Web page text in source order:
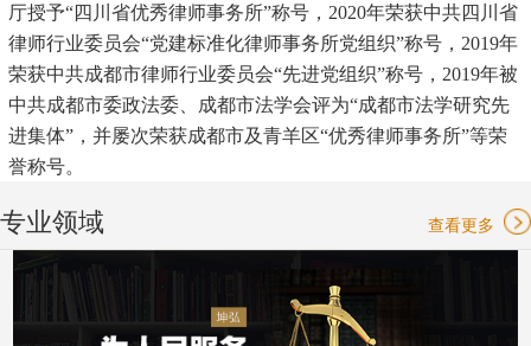
厅授予“四川省优秀律师事务所”称号，2020年荣获中共四川省
律师行业委员会“党建标准化律师事务所党组织”称号，2019年
荣获中共成都市律师行业委员会“先进党组织”称号，2019年被
中共成都市委政法委、成都市法学会评为“成都市法学研究先
进集体”，并屡次荣获成都市及青羊区“优秀律师事务所”等荣
誉称号。
专业领域 查看更多